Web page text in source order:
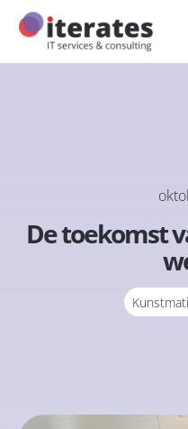
De toekomst